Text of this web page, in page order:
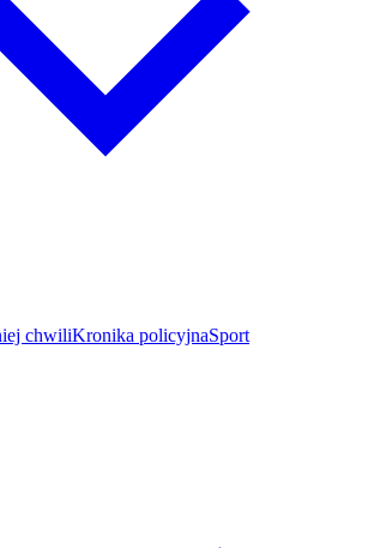
chwiliKronika policyjnaSport